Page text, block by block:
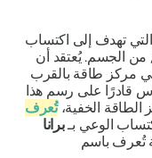
تهدف إلى اكتساب
الجسم. يُعتقد أن
مركز طاقة بالقرب
قادرًا على رسم هذا
الخفية،تُعرف
الوعي بـبرانا
تُعرف باسم